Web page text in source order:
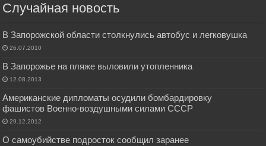
Случайная новость
В Запорожской области столкнулись автобус и легковушка
26.07.2010
В Запорожье на пляже выловили утопленника
12.08.2013
Американские дипломаты осудили бомбардировку
фашистов Военно-воздушными силами СССР
29.12.2012
О самоубийстве подросток сообщил заранее